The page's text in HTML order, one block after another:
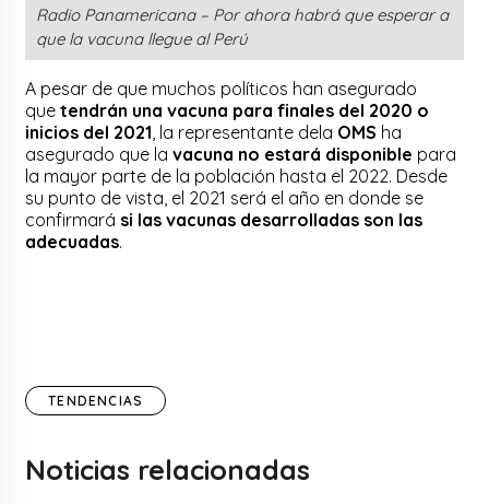
Radio Panamericana – Por ahora habrá que esperar a
que la vacuna llegue al Perú
A pesar de que muchos políticos han asegurado
quetendrán una vacuna para finales del 2020 o
inicios del 2021 , la representante dela OMS ha
asegurado que lavacuna no estará disponible para
la mayor parte de la población hasta el 2022. Desde
su punto de vista, el 2021 será el año en donde se
confirmará si las vacunas desarrolladas son las
adecuadas.
TENDENCIAS
Noticias relacionadas